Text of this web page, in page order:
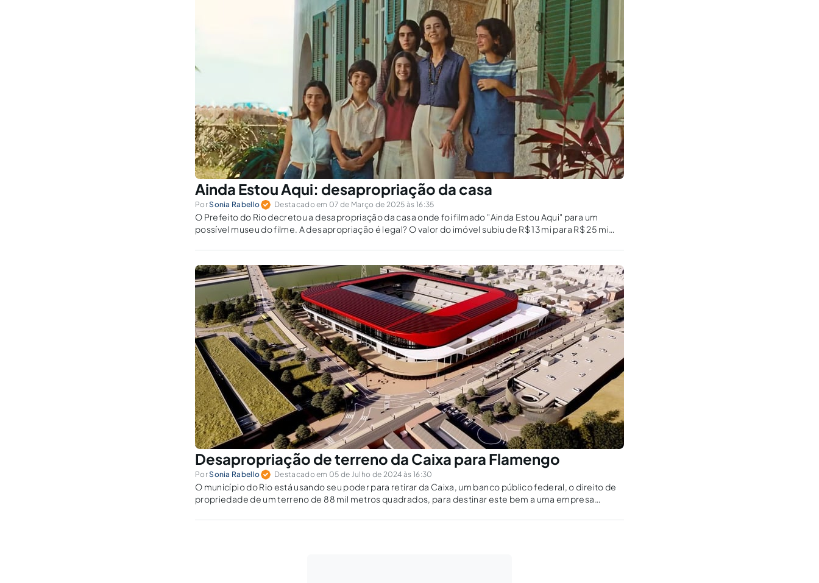
Ainda Estou Aqui: desapropriação da casa
PorSonia Rabello Destacado em 07 de Março de 2025 às 16:35
O Prefeito do Rio decretou a desapropriação da casa onde foi filmado "Ainda Estou Aqui" para um
possível museu do filme. A desapropriação é legal? O valor do imóvel subiu de R$ 13 mi para R$ 25 mi
Desapropriação de terreno da Caixa para Flamengo
PorSonia Rabello Destacado em 05 de Julho de 2024 às 16:30
O município do Rio está usando seu poder para retirar da Caixa, um banco público federal, o direito de
propriedade de um terreno de 88 mil metros quadrados, para destinar este bem a uma empresa